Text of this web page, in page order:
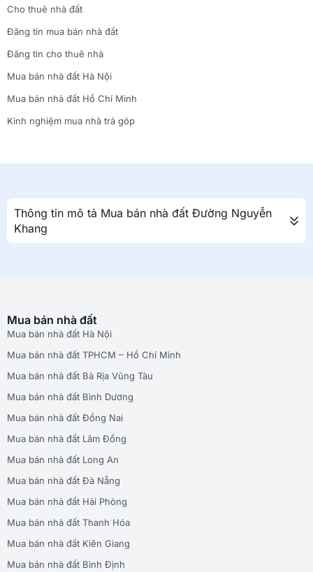
Cho thuê nhà đất
Đăng tin mua bán nhà đất
Đăng tin cho thuê nhà
Mua bán nhà đất Hà Nội
Mua bán nhà đất Hồ Chí Minh
Kinh nghiệm mua nhà trả góp
Thông tin mô tả Mua bán nhà đất Đường Nguyễn
Khang
Mua bán nhà đất
Mua bán nhà đất Hà Nội
Mua bán nhà đất TPHCM – Hồ Chí Minh
Mua bán nhà đất Bà Rịa Vũng Tàu
Mua bán nhà đất Bình Dương
Mua bán nhà đất Đồng Nai
Mua bán nhà đất Lâm Đồng
Mua bán nhà đất Long An
Mua bán nhà đất Đà Nẵng
Mua bán nhà đất Hải Phòng
Mua bán nhà đất Thanh Hóa
Mua bán nhà đất Kiên Giang
Mua bán nhà đất Bình Định